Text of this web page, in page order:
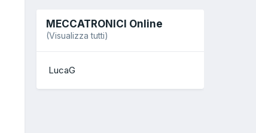
MECCATRONICI Online
(Visualizza tutti)
LucaG